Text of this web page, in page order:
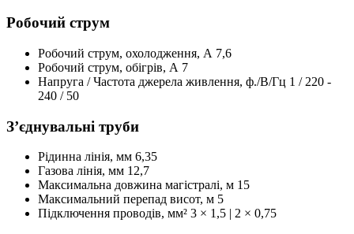
Робочий струм
Робочий струм, охолодження, А 7,6
Робочий струм, обігрів, А 7
Напруга / Частота джерела живлення, ф./В/Гц 1 / 220 -
240 / 50
З’єднувальні труби
Рідинна лінія, мм 6,35
Газова лінія, мм 12,7
Максимальна довжина магістралі, м 15
Максимальний перепад висот, м 5
Підключення проводів, мм² 3 × 1,5 | 2 × 0,75